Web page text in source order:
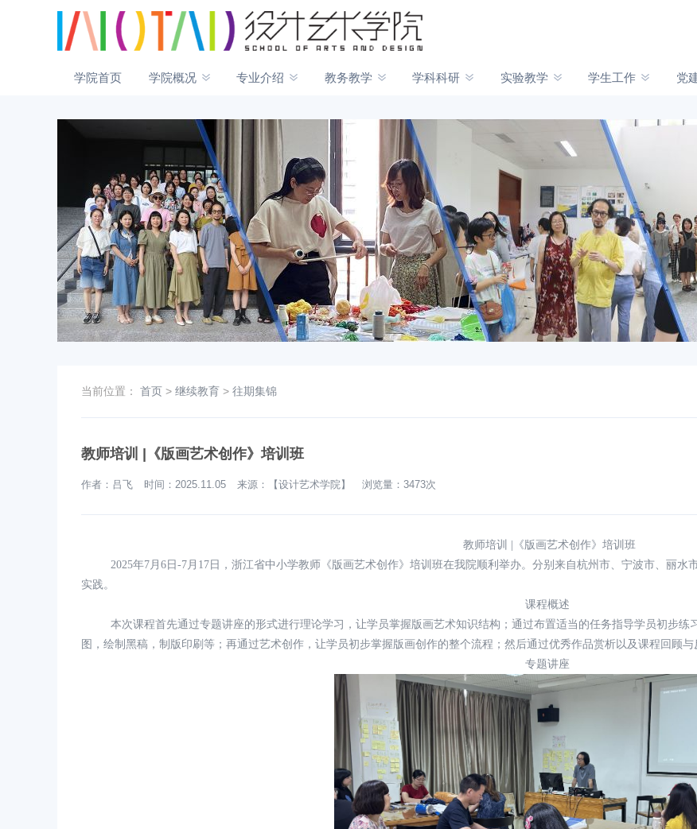
学院首页 学院概况 专业介绍 教务教学 学科科研 实验教学 学生工作 党
当前位置： 首页 > 继续教育 > 往期集锦
教师培训 |《版画艺术创作》培训班
作者：吕飞 时间：2025.11.05 来源：【设计艺术学院】 浏览量： 3473次
教师培训 |《版画艺术创作》培训班
2025年7月 6 日 -7月17 日，浙江省中小学教师《版画艺术创作》培训班在我院顺利举办。分别来自杭州市、 宁波市、 丽水
实践。
课程概述
本次课程首先通过专题讲座的形式进行理论学习，让学员掌握版画艺术知识结构；通过布置适当的任务指导学员初步
图，绘制黑稿，制版印刷等；再通过艺术创作，让学员初步掌握版画创作的整个流程；然后通过优秀作品赏析以及课程回顾
专题讲座